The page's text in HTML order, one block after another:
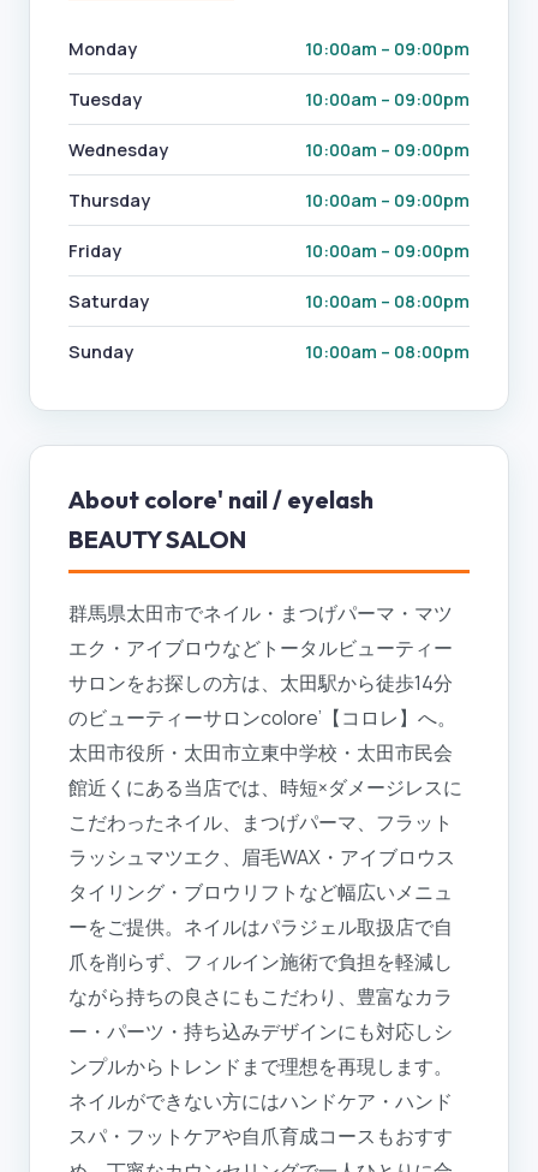
Monday 10:00am – 09:00pm
Tuesday 10:00am – 09:00pm
Wednesday 10:00am – 09:00pm
Thursday 10:00am – 09:00pm
Friday 10:00am – 09:00pm
Saturday 10:00am – 08:00pm
Sunday 10:00am – 08:00pm
About colore' nail / eyelash
BEAUTY SALON
群馬県太田市でネイル・まつげパーマ・マツ
エク・アイブロウなどトータルビューティー
サロンをお探しの方は、太田駅から徒歩14分
のビューティーサロンcolore’【コロレ】へ。
太田市役所・太田市立東中学校・太田市民会
館近くにある当店では、時短×ダメージレスに
こだわったネイル、まつげパーマ、フラット
ラッシュマツエク、眉毛WAX・アイブロウス
タイリング・ブロウリフトなど幅広いメニュ
ーをご提供。ネイルはパラジェル取扱店で自
爪を削らず、フィルイン施術で負担を軽減し
ながら持ちの良さにもこだわり、豊富なカラ
ー・パーツ・持ち込みデザインにも対応しシ
ンプルからトレンドまで理想を再現します。
ネイルができない方にはハンドケア・ハンド
スパ・フットケアや自爪育成コースもおすす